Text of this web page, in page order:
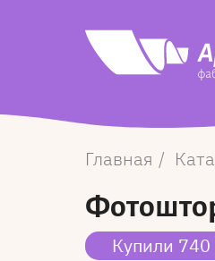
Главная
Купили 740